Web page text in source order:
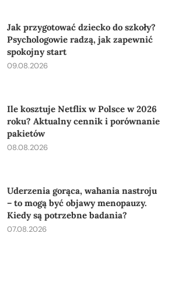
Jak przygotować dziecko do szkoły?
Psychologowie radzą, jak zapewnić
spokojny start
09.08.2026
Ile kosztuje Netflix w Polsce w 2026
roku? Aktualny cennik i porównanie
pakietów
08.08.2026
Uderzenia gorąca, wahania nastroju
– to mogą być objawy menopauzy.
Kiedy są potrzebne badania?
07.08.2026